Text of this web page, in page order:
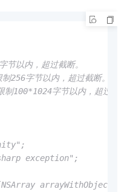
以内，超过截断。
256字节以内，超过截断。
100*1024字节以内，超过截
exception";
arrayWithObjects: